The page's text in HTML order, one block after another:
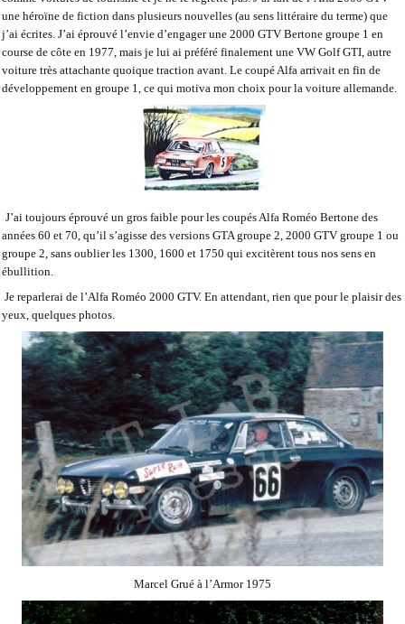
une héroïne de fiction dans plusieurs nouvelles (au sens littéraire du terme) que
j’ai écrites. J’ai éprouvé l’envie d’engager une 2000 GTV Bertone groupe 1 en
course de côte en 1977, mais je lui ai préféré finalement une VW Golf GTI, autre
voiture très attachante quoique traction avant. Le coupé Alfa arrivait en fin de
développement en groupe 1, ce qui motiva mon choix pour la voiture allemande.
J’ai toujours éprouvé un gros faible pour les coupés Alfa Roméo Bertone des
années 60 et 70, qu’il s’agisse des versions GTA groupe 2, 2000 GTV groupe 1 ou
groupe 2, sans oublier les 1300, 1600 et 1750 qui excitèrent tous nos sens en
ébullition.
Je reparlerai de l’Alfa Roméo 2000 GTV. En attendant, rien que pour le plaisir des
yeux, quelques photos.
Marcel Grué à l’Armor 1975